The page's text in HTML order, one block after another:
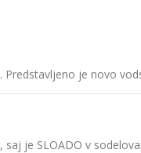
Predstavljeno je novo
je SLOADO v